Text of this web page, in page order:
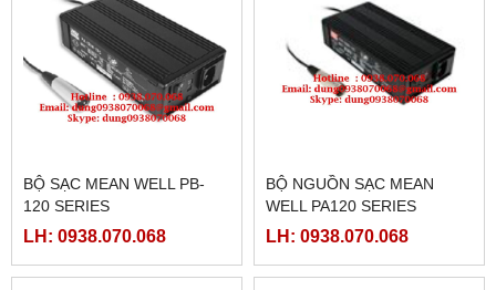
BỘ SẠC MEAN WELL PB-
120 SERIES
LH: 0938.070.068
BỘ NGUỒN SẠC MEAN
WELL PA120 SERIES
LH: 0938.070.068